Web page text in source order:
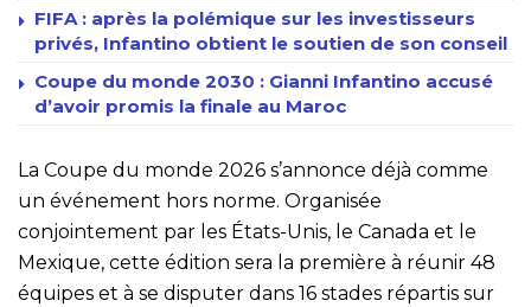
FIFA : après la polémique sur les investisseurs
privés, Infantino obtient le soutien de son conseil
Coupe du monde 2030 : Gianni Infantino accusé
d’avoir promis la finale au Maroc
La Coupe du monde 2026 s’annonce déjà comme
un événement hors norme. Organisée
conjointement par les États-Unis, le Canada et le
Mexique, cette édition sera la première à réunir 48
équipes et à se disputer dans 16 stades répartis sur